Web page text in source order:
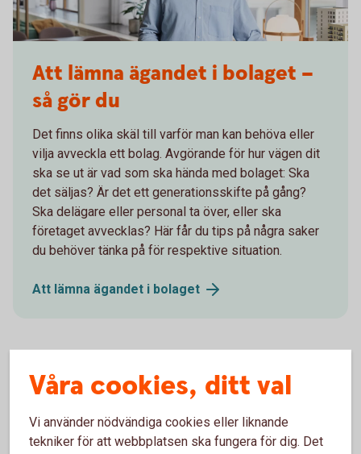
Att lämna ägandet i bolaget –
så gör du
Det finns olika skäl till varför man kan behöva eller
vilja avveckla ett bolag. Avgörande för hur vägen dit
ska se ut är vad som ska hända med bolaget: Ska
det säljas? Är det ett generationsskifte på gång?
Ska delägare eller personal ta över, eller ska
företaget avvecklas? Här får du tips på några saker
du behöver tänka på för respektive situation.
Att lämna ägandet i bolaget
Våra cookies, ditt val
Vi använder nödvändiga cookies eller liknande
tekniker för att webbplatsen ska fungera för dig. Det